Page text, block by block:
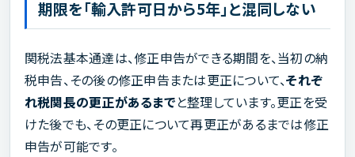
期限を「輸入許可日から5年」と混同しない
関税法基本通達は、修正申告ができる期間を、当初の納
税申告、その後の修正申告または更正について、それぞ
れ税関長の更正があるまでと整理しています。更正を受
けた後でも、その更正について再更正があるまでは修正
申告が可能です。